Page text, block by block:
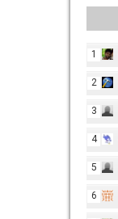
1
2
3
4
5
6